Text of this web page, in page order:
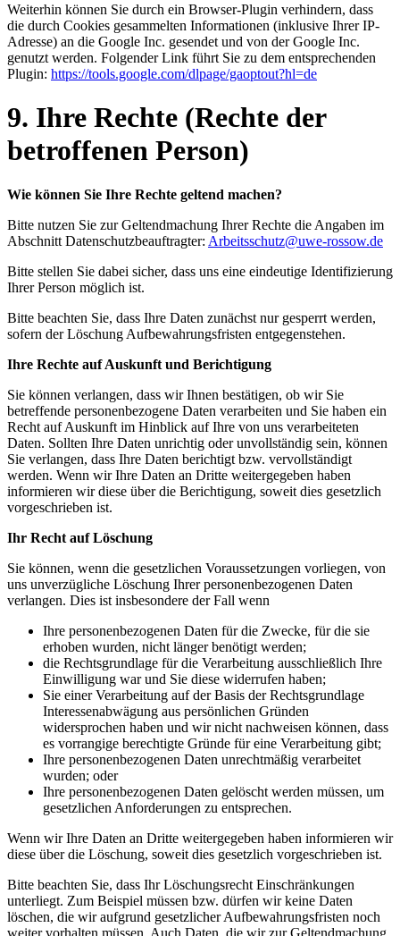
Weiterhin können Sie durch ein Browser-Plugin verhindern, dass
die durch Cookies gesammelten Informationen (inklusive Ihrer IP-
Adresse) an die Google Inc. gesendet und von der Google Inc.
genutzt werden. Folgender Link führt Sie zu dem entsprechenden
Plugin: https://tools.google.com/dlpage/gaoptout?hl=de
9. Ihre Rechte (Rechte der
betroffenen Person)
Wie können Sie Ihre Rechte geltend machen?
Bitte nutzen Sie zur Geltendmachung Ihrer Rechte die Angaben im
Abschnitt Datenschutzbeauftragter: Arbeitsschutz@uwe-rossow.de
Bitte stellen Sie dabei sicher, dass uns eine eindeutige Identifizierung
Ihrer Person möglich ist.
Bitte beachten Sie, dass Ihre Daten zunächst nur gesperrt werden,
sofern der Löschung Aufbewahrungsfristen entgegenstehen.
Ihre Rechte auf Auskunft und Berichtigung
Sie können verlangen, dass wir Ihnen bestätigen, ob wir Sie
betreffende personenbezogene Daten verarbeiten und Sie haben ein
Recht auf Auskunft im Hinblick auf Ihre von uns verarbeiteten
Daten. Sollten Ihre Daten unrichtig oder unvollständig sein, können
Sie verlangen, dass Ihre Daten berichtigt bzw. vervollständigt
werden. Wenn wir Ihre Daten an Dritte weitergegeben haben
informieren wir diese über die Berichtigung, soweit dies gesetzlich
vorgeschrieben ist.
Ihr Recht auf Löschung
Sie können, wenn die gesetzlichen Voraussetzungen vorliegen, von
uns unverzügliche Löschung Ihrer personenbezogenen Daten
verlangen. Dies ist insbesondere der Fall wenn
Ihre personenbezogenen Daten für die Zwecke, für die sie
erhoben wurden, nicht länger benötigt werden;
die Rechtsgrundlage für die Verarbeitung ausschließlich Ihre
Einwilligung war und Sie diese widerrufen haben;
Sie einer Verarbeitung auf der Basis der Rechtsgrundlage
Interessenabwägung aus persönlichen Gründen
widersprochen haben und wir nicht nachweisen können, dass
es vorrangige berechtigte Gründe für eine Verarbeitung gibt;
Ihre personenbezogenen Daten unrechtmäßig verarbeitet
wurden; oder
Ihre personenbezogenen Daten gelöscht werden müssen, um
gesetzlichen Anforderungen zu entsprechen.
Wenn wir Ihre Daten an Dritte weitergegeben haben informieren wir
diese über die Löschung, soweit dies gesetzlich vorgeschrieben ist.
Bitte beachten Sie, dass Ihr Löschungsrecht Einschränkungen
unterliegt. Zum Beispiel müssen bzw. dürfen wir keine Daten
löschen, die wir aufgrund gesetzlicher Aufbewahrungsfristen noch
weiter vorhalten müssen. Auch Daten, die wir zur Geltendmachung,